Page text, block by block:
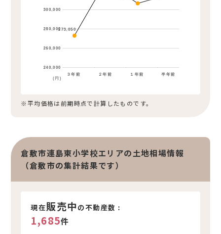
３年前 ２年前 １年前 半年前
240,000
260,000
280,000
300,000
273,050
(円)
※平均価格は前期時点で計算したものです。
倉敷市連島東小学校エリアの土地相場情報
（倉敷市の集計結果です）
現在販売中 の不動産数 :
1,685件